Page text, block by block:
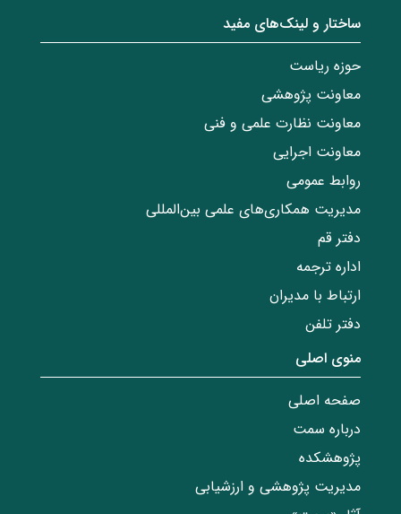
ساختار‌‌ و‌‌ لینک‌های مفید
حوزه ریاست
معاونت پژوهشی
معاونت نظارت علمی و فنی
معاونت اجرایی
روابط عمومی
مدیریت همکاری‌های علمی بین‌المللی
دفتر قم
اداره ترجمه
ارتباط با مدیران
دفتر تلفن
منوی اصلی
صفحه اصلی
درباره سمت
پژوهشکده
مدیریت پژوهشی و ارزشیابی